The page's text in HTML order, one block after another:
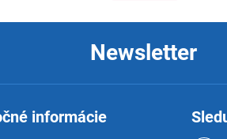
Newsletter
informácie